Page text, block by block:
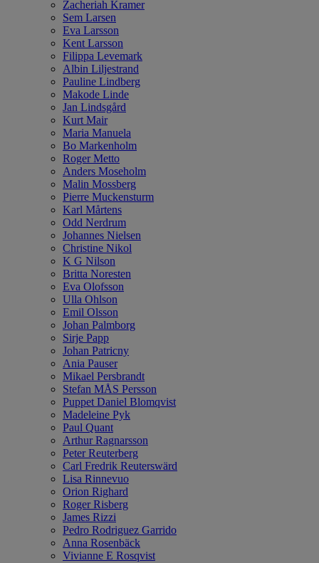
Zacheriah Kramer
Sem Larsen
Eva Larsson
Kent Larsson
Filippa Levemark
Albin Liljestrand
Pauline Lindberg
Makode Linde
Jan Lindsgård
Kurt Mair
Maria Manuela
Bo Markenholm
Roger Metto
Anders Moseholm
Malin Mossberg
Pierre Muckensturm
Karl Mårtens
Odd Nerdrum
Johannes Nielsen
Christine Nikol
K G Nilson
Britta Noresten
Eva Olofsson
Ulla Ohlson
Emil Olsson
Johan Palmborg
Sirje Papp
Johan Patricny
Ania Pauser
Mikael Persbrandt
Stefan MÅS Persson
Puppet Daniel Blomqvist
Madeleine Pyk
Paul Quant
Arthur Ragnarsson
Peter Reuterberg
Carl Fredrik Reuterswärd
Lisa Rinnevuo
Orion Righard
Roger Risberg
James Rizzi
Pedro Rodriguez Garrido
Anna Rosenbäck
Vivianne E Rosqvist